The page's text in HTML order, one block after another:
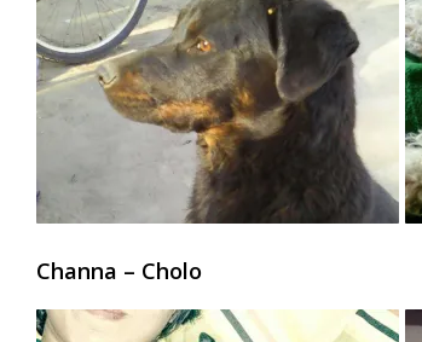
Channa – Cholo